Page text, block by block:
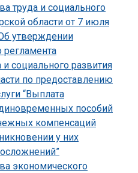
труда и социального
области от 7 июля
утверждении
регламента
и социального развития
по предоставлению
“Выплата
пособий
компенсаций
у них
экономического